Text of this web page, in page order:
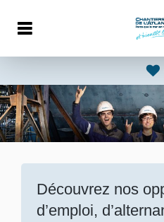
Découvrez nos
d’emploi,